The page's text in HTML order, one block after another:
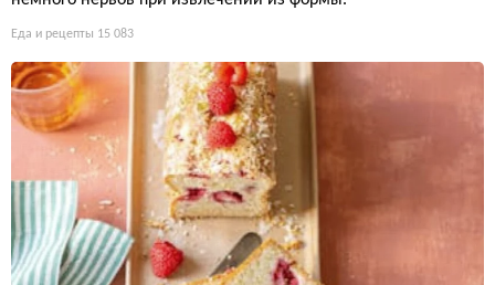
Еда и рецепты 15 083